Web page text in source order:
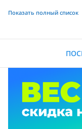
Показать полный список